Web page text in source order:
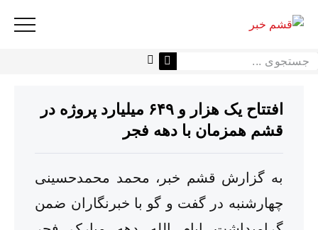
افتتاح یک هزار و ۶۴۹ میلیارد پروژه در
قشم همزمان با دهه فجر
به گزارش قشم خبر، محمد محمدحسینی
چهارشنبه در گفت و گو با خبرنگاران ضمن